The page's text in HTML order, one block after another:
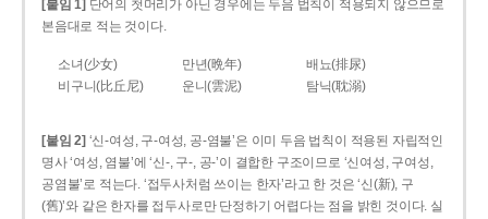
[붙임 1] 단어의 첫머리가 아닌 경우에는 두음 법칙이 적용되지 않으므로
본음대로 적는 것이다.
소녀(少女) 만년(晩年)
배뇨(排尿)
비구니(比丘尼)
운니(雲泥) 탐닉(耽溺)
[붙임 2] ‘신-여성, 구-여성, 공-염불’은 이미 두음 법칙이 적용된 자립적인
명사 ‘여성, 염불’에 ‘신-, 구-, 공-’이 결합한 구조이므로 ‘신여성, 구여성,
공염불’로 적는다. ‘접두사처럼 쓰이는 한자’라고 한 것은 ‘신(新), 구
(舊)’와 같은 한자를 접두사로만 단정하기 어렵다는 점을 밝힌 것이다. 실